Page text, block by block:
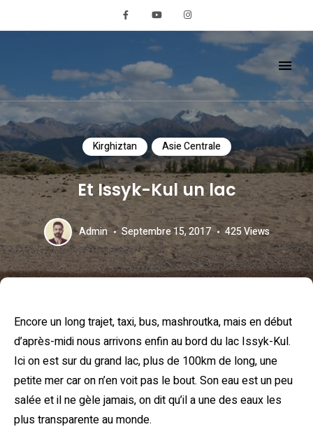
REMIGLOBETROTTE
Kirghiztan Asie Centrale
Et Issyk-Kul un lac
Admin Septembre 15, 2017 425Views
Encore un long trajet, taxi, bus, mashroutka, mais en début
d’après-midi nous arrivons enfin au bord du lac Issyk-Kul.
Ici on est sur du grand lac, plus de 100km de long, une
petite mer car on n’en voit pas le bout. Son eau est un peu
salée et il ne gèle jamais, on dit qu’il a une des eaux les
plus transparente au monde.